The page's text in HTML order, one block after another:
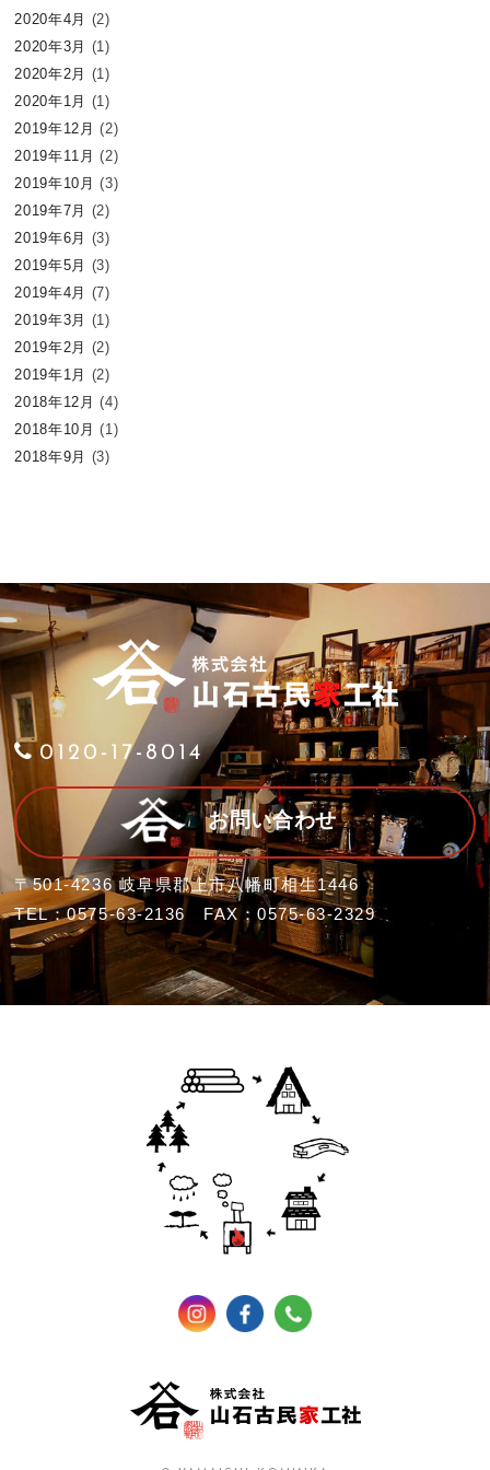
2020年4月 (2)
2020年3月 (1)
2020年2月 (1)
2020年1月 (1)
2019年12月 (2)
2019年11月 (2)
2019年10月 (3)
2019年7月 (2)
2019年6月 (3)
2019年5月 (3)
2019年4月 (7)
2019年3月 (1)
2019年2月 (2)
2019年1月 (2)
2018年12月 (4)
2018年10月 (1)
2018年9月 (3)
0120-17-8014
お問い合わせ
〒501-4236 岐阜県郡上市八幡町相生1446
TEL：0575-63-2136 FAX：0575-63-2329